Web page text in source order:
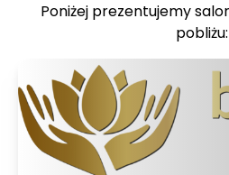
Poniżej prezentujemy
pobliżu: